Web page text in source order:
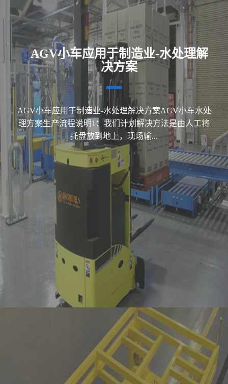
AGV小车应用于制造业-水处理解
决方案
AGV小车应用于制造业-水处理解决方案AGV小车水处
理方案生产流程说明1：我们计划解决方法是由人工将
托盘放到地上，现场输...